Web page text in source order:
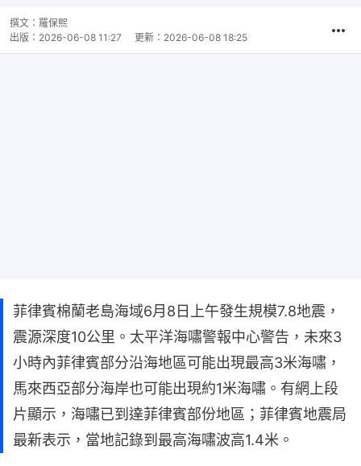
撰文： 羅保熙
出版： 2026-06-08 11:27 更新： 2026-06-08 18:25
菲律賓棉蘭老島海域6月8日上午發生規模7.8地震，
震源深度10公里。太平洋海嘯警報中心警告，未來3
小時內菲律賓部分沿海地區可能出現最高3米海嘯，
馬來西亞部分海岸也可能出現約1米海嘯。有網上段
片顯示，海嘯已到達菲律賓部份地區；菲律賓地震局
最新表示，當地記錄到最高海嘯波高1.4米。